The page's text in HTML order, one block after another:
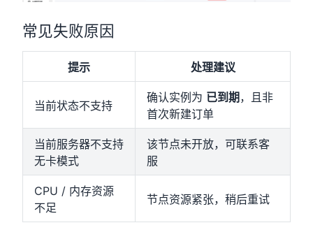
常见失败原因
提示 处理建议
当前状态不支持
确认实例为 已到期 ，且非
首次新建订单
当前服务器不支持
无卡模式
该节点未开放，可联系客
服
CPU / 内存资源
不足
节点资源紧张，稍后重试